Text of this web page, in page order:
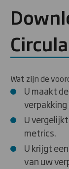
Wat zijn de
U maakt
U
metrics.
U krijgt
van uw